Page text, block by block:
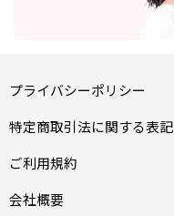
プライバシーポリシー
特定商取引法に関する表記
ご利用規約
会社概要